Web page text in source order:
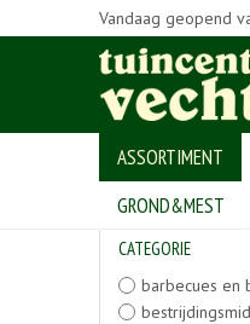
Home > Producten
Vandaag geopend
ASSORTIMENT
GROND&MEST
CATEGORIE
barbecues en